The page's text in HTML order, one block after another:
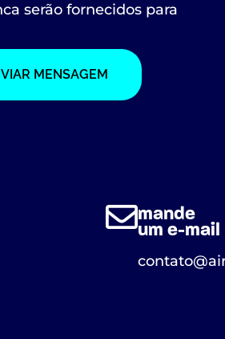
serão fornecidos para
MENSAGEM
mande
um e-mail